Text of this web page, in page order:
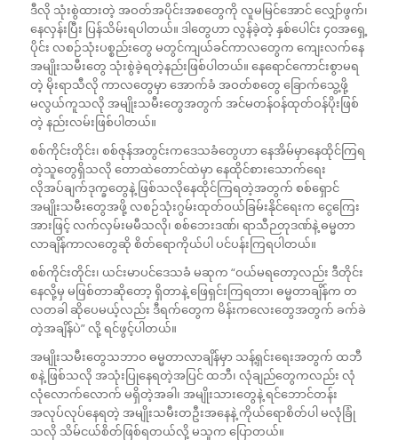
ဒီလို သုံးစွဲထားတဲ့ အဝတ်အပိုင်းအစတွေကို လူမမြင်အောင် လျှော်ဖွက်၊
နေလှန်းပြီး ပြန်သိမ်းရပါတယ်။ ဒါတွေဟာ လွန်ခဲ့တဲ့ နှစ်ပေါင်း ၄၀အရှေ့
ပိုင်း လစဉ်သုံးပစ္စည်းတွေ မတွင်ကျယ်ခင်ကာလတွေက ကျေးလက်နေ
အမျိုးသမီးတွေ သုံးစွဲခဲ့ရတဲ့နည်းဖြစ်ပါတယ်။ နေရောင်ကောင်းစွာမရ
တဲ့ မိုးရာသီလို ကာလတွေမှာ အောက်ခံ အဝတ်စတွေ ခြောက်သွေ့ဖို့
မလွယ်ကူသလို အမျိုးသမီးတွေအတွက် အင်မတန်ဝန်ထုတ်ဝန်ပိုးဖြစ်
တဲ့ နည်းလမ်းဖြစ်ပါတယ်။
စစ်ကိုင်းတိုင်း၊ စစ်ဇုန်အတွင်းကဒေသခံတွေဟာ နေအိမ်မှာနေထိုင်ကြရ
တဲ့သူတွေရှိသလို တောထဲတောင်ထဲမှာ နေထိုင်စားသောက်ရေး
လိုအပ်ချက်ဒုက္ခတွေနဲ့ ဖြစ်သလိုနေထိုင်ကြရတဲ့အတွက် စစ်ရှောင်
အမျိုးသမီးတွေအဖို့ လစဉ်သုံးဂွမ်းထုတ်ဝယ်ခြမ်းနိုင်ရေးက ငွေကြေး
အားဖြင့် လက်လှမ်းမမီသလို၊ စစ်ဘေးဒဏ်၊ ရာသီဉတုဒဏ်နဲ့ ဓမ္မတာ
လာချိန်ကာလတွေဆို စိတ်ရောကိုယ်ပါ ပင်ပန်းကြရပါတယ်။‌
စစ်ကိုင်းတိုင်း၊ ယင်းမာပင်ဒေသခံ မဆုက “ဝယ်မရတော့လည်း ဒီတိုင်း
နေလို့မှ မဖြစ်တာဆိုတော့ ရှိတာနဲ့ ဖြေရှင်းကြရတာ၊ ဓမ္မတာချိန်က တ
လတခါ ဆိုပေမယ့်လည်း ဒီရက်တွေက မိန်းကလေးတွေအတွက် ခက်ခဲ
တဲ့အချိန်ပဲ” လို့ ရင်ဖွင့်ပါတယ်။
အမျိုးသမီးတွေသဘာဝ ဓမ္မတာလာချိန်မှာ သန့်ရှင်းရေးအတွက် ထဘီ
စနဲ့ ဖြစ်သလို အသုံးပြုနေရတဲ့အပြင် ထဘီ၊ လုံချည်တွေကလည်း လုံ
လုံလောက်လောက် မရှိတဲ့အခါ၊ အမျိုးသားတွေနဲ့ ရင်ဘောင်တန်း
အလုပ်လုပ်နေရတဲ့ အမျိုးသမီးတဦးအနေနဲ့ ကိုယ်ရောစိတ်ပါ မလုံခြုံ
သလို သိမ်ငယ်စိတ်ဖြစ်ရတယ်လို့ မသူက ပြောတယ်။